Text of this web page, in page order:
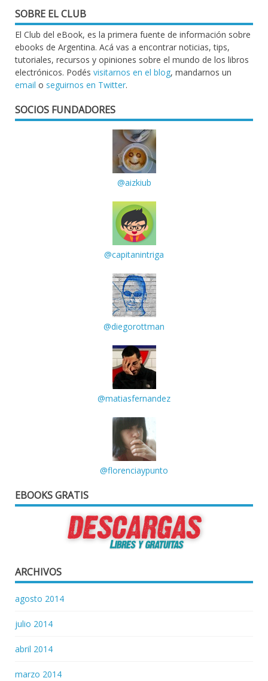
SOBRE EL CLUB
El Club del eBook, es la primera fuente de información sobre
ebooks de Argentina. Acá vas a encontrar noticias, tips,
tutoriales, recursos y opiniones sobre el mundo de los libros
electrónicos. Podés visitarnos en el blog, mandarnos un
email o seguirnos en Twitter.
SOCIOS FUNDADORES
@aizkiub
@capitanintriga
@diegorottman
@matiasfernandez
@florenciaypunto
EBOOKS GRATIS
ARCHIVOS
agosto 2014
julio 2014
abril 2014
marzo 2014